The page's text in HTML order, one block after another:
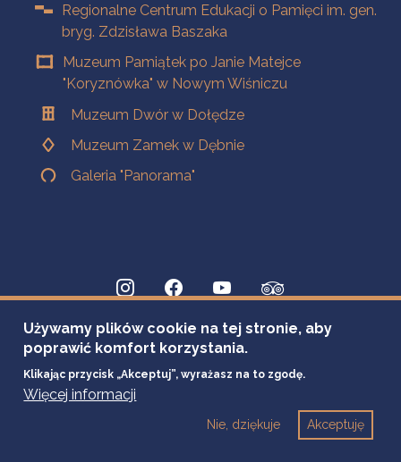
Regionalne Centrum Edukacji o Pamięci im. gen.
bryg. Zdzisława Baszaka
Muzeum Pamiątek po Janie Matejce
"Koryznówka" w Nowym Wiśniczu
Muzeum Dwór w Dołędze
Muzeum Zamek w Dębnie
Galeria "Panorama"
Używamy plików cookie na tej stronie, aby
poprawić komfort korzystania.
Klikając przycisk „Akceptuj”, wyrażasz na to zgodę.
Więcej informacji
Akceptuję
Nie, dziękuje